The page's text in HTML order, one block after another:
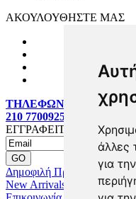
άλλες
για
ΑΚΟΥΛΟΥΘΗΣΤΕ ΜΑΣ
ΤΗΛΕΦΩΝΙΚΕΣ
210 7700925
ΕΓΓΡΑΦΕΙΤΕ MAILING
Δημοφιλή Προϊόντα
New Arrivals